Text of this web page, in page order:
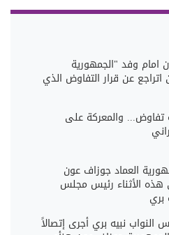
امام وفد "الجمهورية
اتراجع عن قرار التفاوض الذي
تفاوض... والمعركة على
العماد جوزاف عون
الأثناء رئيس مجلس
بري
نبيه بري أجرى إتصالاً